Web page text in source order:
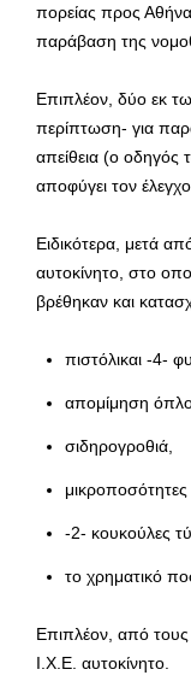
πορείας προς
παράβαση της
Επιπλέον, δύο εκ
περίπτωση- για
απείθεια (ο οδηγός
αποφύγει τον
Ειδικότερα, μετά
αυτοκίνητο, στο
βρέθηκαν και
πιστόλικαι -4-
απομίμηση
σιδηρογροθιά,
μικροποσότητες
-2- κουκούλες
το χρηματικό
Επιπλέον, από
Ι.Χ.Ε. αυτοκίνητο.